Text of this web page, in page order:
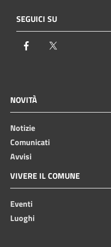
SEGUICI SU
Facebook
NOVITÀ
Notizie
Comunicati
Avvisi
VIVERE IL COMUNE
Eventi
Luoghi